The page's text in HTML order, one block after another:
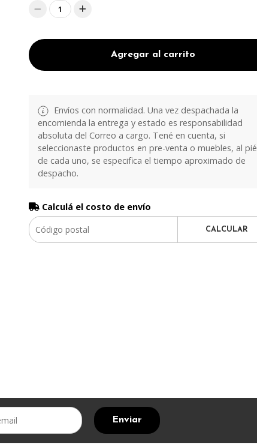
1
Agregar al carrito
Envíos con normalidad. Una vez despachada la
encomienda la entrega y estado es responsabilidad
absoluta del Correo a cargo. Tené en cuenta, si
seleccionaste productos en pre-venta o muebles, al pié
de cada uno, se especifica el tiempo aproximado de
despacho.
Calculá el costo de envío
CALCULAR
Enviar